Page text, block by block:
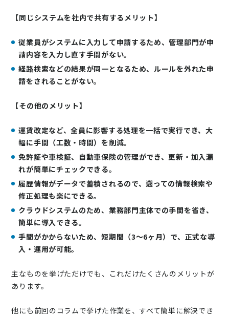
【同じシステムを社内で共有するメリット】
従業員がシステムに入力して申請するため、管理部門が申
請内容を入力し直す手間がない。
経路検索などの結果が同一となるため、ルールを外れた申
請をされることがない。
【その他のメリット】
運賃改定など、全員に影響する処理を一括で実行でき、大
幅に手間（工数・時間）を削減。
免許証や車検証、自動車保険の管理ができ、更新・加入漏
れが簡単にチェックできる。
履歴情報がデータで蓄積されるので、遡っての情報検索や
修正処理も楽にできる。
クラウドシステムのため、業務部門主体での手間を省き、
簡単に導入できる。
手間がかからないため、短期間（3～6ヶ月）で、正式な導
入・運用が可能。
主なものを挙げただけでも、これだけたくさんのメリットが
あります。
他にも前回のコラムで挙げた作業を、すべて簡単に解決でき